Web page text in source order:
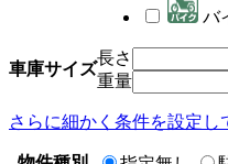
バ
車庫サイズ
長さ
重量
さらに細かく条件を設定し